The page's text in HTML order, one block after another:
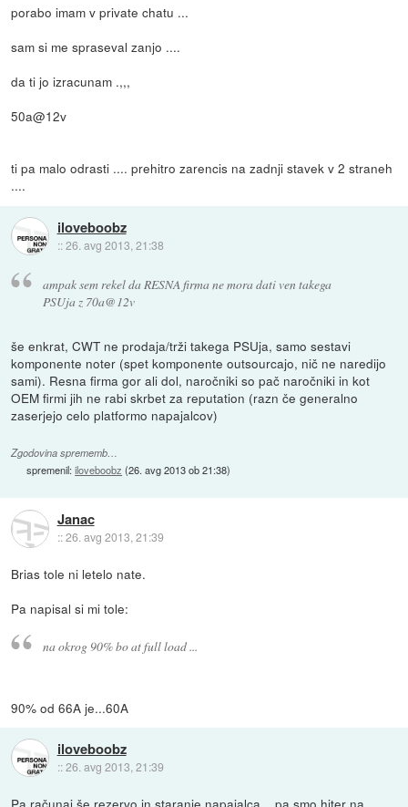
porabo imam v private chatu ...
sam si me spraseval zanjo ....
da ti jo izracunam .,,,
50a@12v
ti pa malo odrasti .... prehitro zarencis na zadnji stavek v 2 straneh
....
iloveboobz
::26. avg 2013, 21:38
ampak sem rekel da RESNA firma ne mora dati ven takega
PSUja z 70a@12v
še enkrat, CWT ne prodaja/trži takega PSUja, samo sestavi
komponente noter (spet komponente outsourcajo, nič ne naredijo
sami). Resna firma gor ali dol, naročniki so pač naročniki in kot
OEM firmi jih ne rabi skrbet za reputation (razn če generalno
zaserjejo celo platformo napajalcov)
Zgodovina sprememb…
spremenil:iloveboobz (26. avg 2013 ob 21:38)
Janac
::26. avg 2013, 21:39
Brias tole ni letelo nate.
Pa napisal si mi tole:
na okrog 90% bo at full load ...
90% od 66A je...60A
iloveboobz
::26. avg 2013, 21:39
Pa računaj še rezervo in staranje napajalca... pa smo hiter na